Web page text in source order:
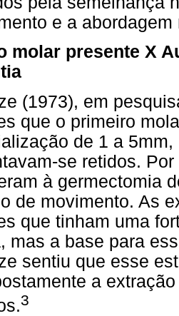
e a
molar presente X
(1973), em
que o primeiro
de 1 a
se retidos.
à germectomia
de movimento. As
que tinham uma
mas a base para
sentiu que esse
a
3